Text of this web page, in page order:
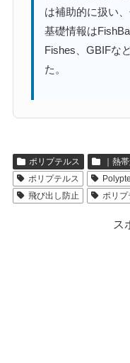
は補助的に扱い
基礎情報は
Fishes、GBIFな
た。
ポリプテルス ｜熱
ポリプテルス
飛び出し防止
ポリプ
ス